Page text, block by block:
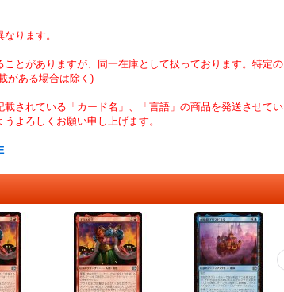
ります。
とがありますが、同一在庫として扱っております。特定の
がある場合は除く)
されている「カード名」、「言語」の商品を発送させてい
よろしくお願い申し上げます。